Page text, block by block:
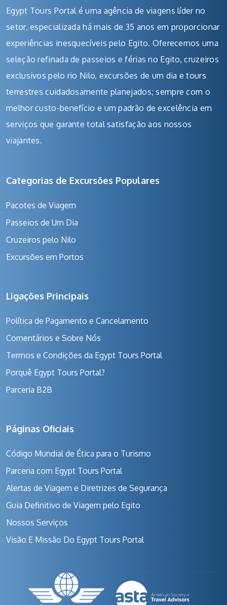
Egypt Tours Portal é uma agência de viagens líder no
setor, especializada há mais de 35 anos em proporcionar
experiências inesquecíveis pelo Egito. Oferecemos uma
seleção refinada de passeios e férias no Egito, cruzeiros
exclusivos pelo rio Nilo, excursões de um dia e tours
terrestres cuidadosamente planejados; sempre com o
melhor custo-benefício e um padrão de excelência em
serviços que garante total satisfação aos nossos
viajantes.
Categorias de Excursões Populares
Pacotes de Viagem
Passeios de Um Dia
Cruzeiros pelo Nilo
Excursões em Portos
Ligações Principais
Política de Pagamento e Cancelamento
Comentários e Sobre Nós
Termos e Condições da Egypt Tours Portal
Porquê Egypt Tours Portal?
Parceria B2B
Páginas Oficiais
Código Mundial de Ética para o Turismo
Parceria com Egypt Tours Portal
Alertas de Viagem e Diretrizes de Segurança
Guia Definitivo de Viagem pelo Egito
Nossos Serviços
Visão E Missão Do Egypt Tours Portal